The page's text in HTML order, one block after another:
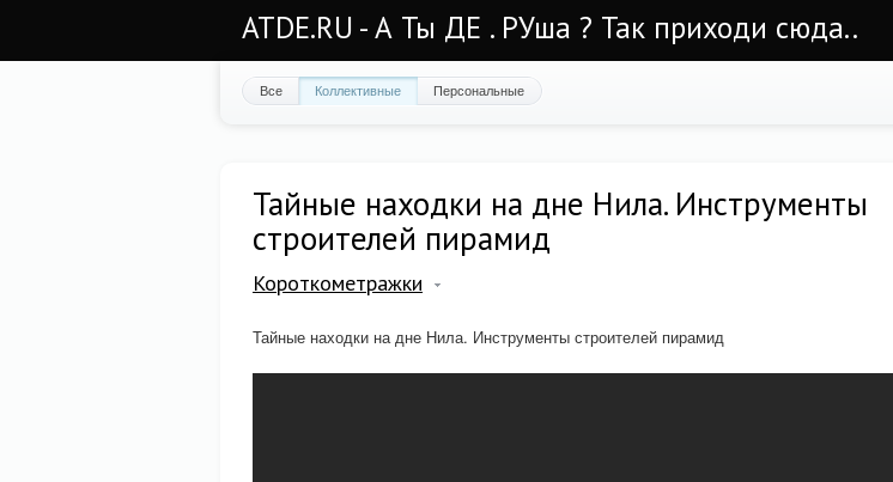
ATDE.RU - А Ты ДЕ . РУша ? Так приходи сюда..
Все Коллективные Персональные
Тайные находки на дне Нила. Инструменты
строителей пирамид
Короткометражки
Тайные находки на дне Нила. Инструменты строителей пирамид